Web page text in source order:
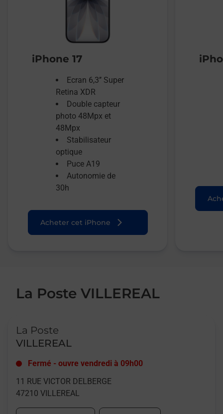
iPhone 17
Ecran 6,3’’ Super
Retina XDR
Double capteur
photo 48Mpx et
48Mpx
Stabilisateur
optique
Puce A19
Autonomie de
30h
Acheter cet iPhone
La Poste VILLEREAL
La Poste
VILLEREAL
Fermé - ouvre vendredi à 09h00
11 RUE VICTOR DELBERGE
47210 VILLEREAL